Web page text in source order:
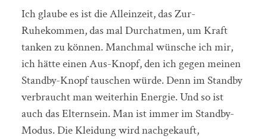
Ich glaube es ist die Alleinzeit, das Zur-
Ruhekommen, das mal Durchatmen, um Kraft
tanken zu können. Manchmal wünsche ich mir,
ich hätte einen Aus-Knopf, den ich gegen meinen
Standby-Knopf tauschen würde. Denn im Standby
verbraucht man weiterhin Energie. Und so ist
auch das Elternsein. Man ist immer im Standby-
Modus. Die Kleidung wird nachgekauft,